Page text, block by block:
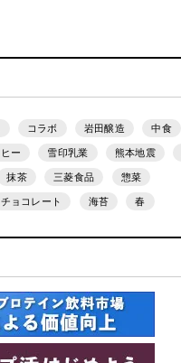
コラボ 岩田醸造 中食
ー 雪印乳業 熊本地震
抹茶 三菱食品 惣菜
チョコレート 海苔 春